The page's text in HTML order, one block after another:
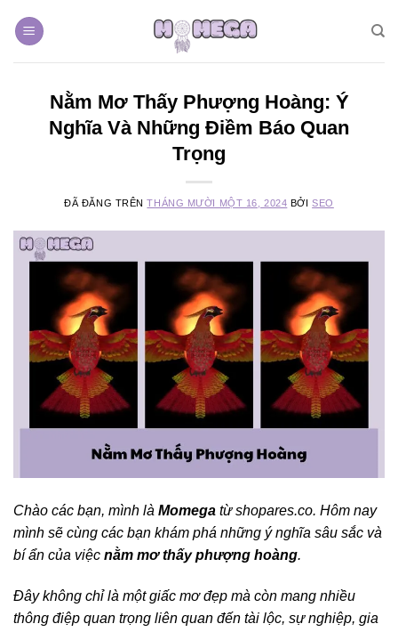
đến
Nằm Mơ Thấy Phượng Hoàng: Ý
Nghĩa Và Những Điềm Báo Quan
Trọng
ĐÃ ĐĂNG TRÊNTHÁNG MƯỜI MỘT 16, 2024 BỞISEO
Chào các bạn, mình là Momega từ shopares.co. Hôm nay
mình sẽ cùng các bạn khám phá những ý nghĩa sâu sắc và
bí ẩn của việc nằm mơ thấy phượng hoàng.
Đây không chỉ là một giấc mơ đẹp mà còn mang nhiều
thông điệp quan trọng liên quan đến tài lộc, sự nghiệp, gia